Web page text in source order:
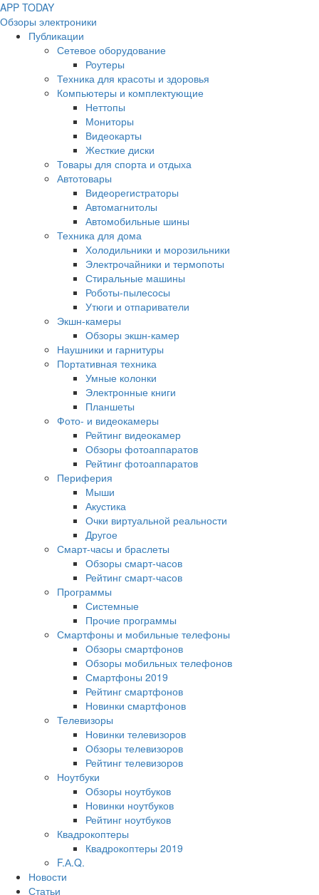
APP TODAY
Обзоры электроники
Публикации
Сетевое оборудование
Роутеры
Техника для красоты и здоровья
Компьютеры и комплектующие
Неттопы
Мониторы
Видеокарты
Жесткие диски
Товары для спорта и отдыха
Автотовары
Видеорегистраторы
Автомагнитолы
Автомобильные шины
Техника для дома
Холодильники и морозильники
Электрочайники и термопоты
Стиральные машины
Роботы-пылесосы
Утюги и отпариватели
Экшн-камеры
Обзоры экшн-камер
Наушники и гарнитуры
Портативная техника
Умные колонки
Электронные книги
Планшеты
Фото- и видеокамеры
Рейтинг видеокамер
Обзоры фотоаппаратов
Рейтинг фотоаппаратов
Периферия
Мыши
Акустика
Очки виртуальной реальности
Другое
Смарт-часы и браслеты
Обзоры смарт-часов
Рейтинг смарт-часов
Программы
Системные
Прочие программы
Смартфоны и мобильные телефоны
Обзоры смартфонов
Обзоры мобильных телефонов
Смартфоны 2019
Рейтинг смартфонов
Новинки смартфонов
Телевизоры
Новинки телевизоров
Обзоры телевизоров
Рейтинг телевизоров
Ноутбуки
Обзоры ноутбуков
Новинки ноутбуков
Рейтинг ноутбуков
Квадрокоптеры
Квадрокоптеры 2019
F.А.Q.
Новости
Статьи